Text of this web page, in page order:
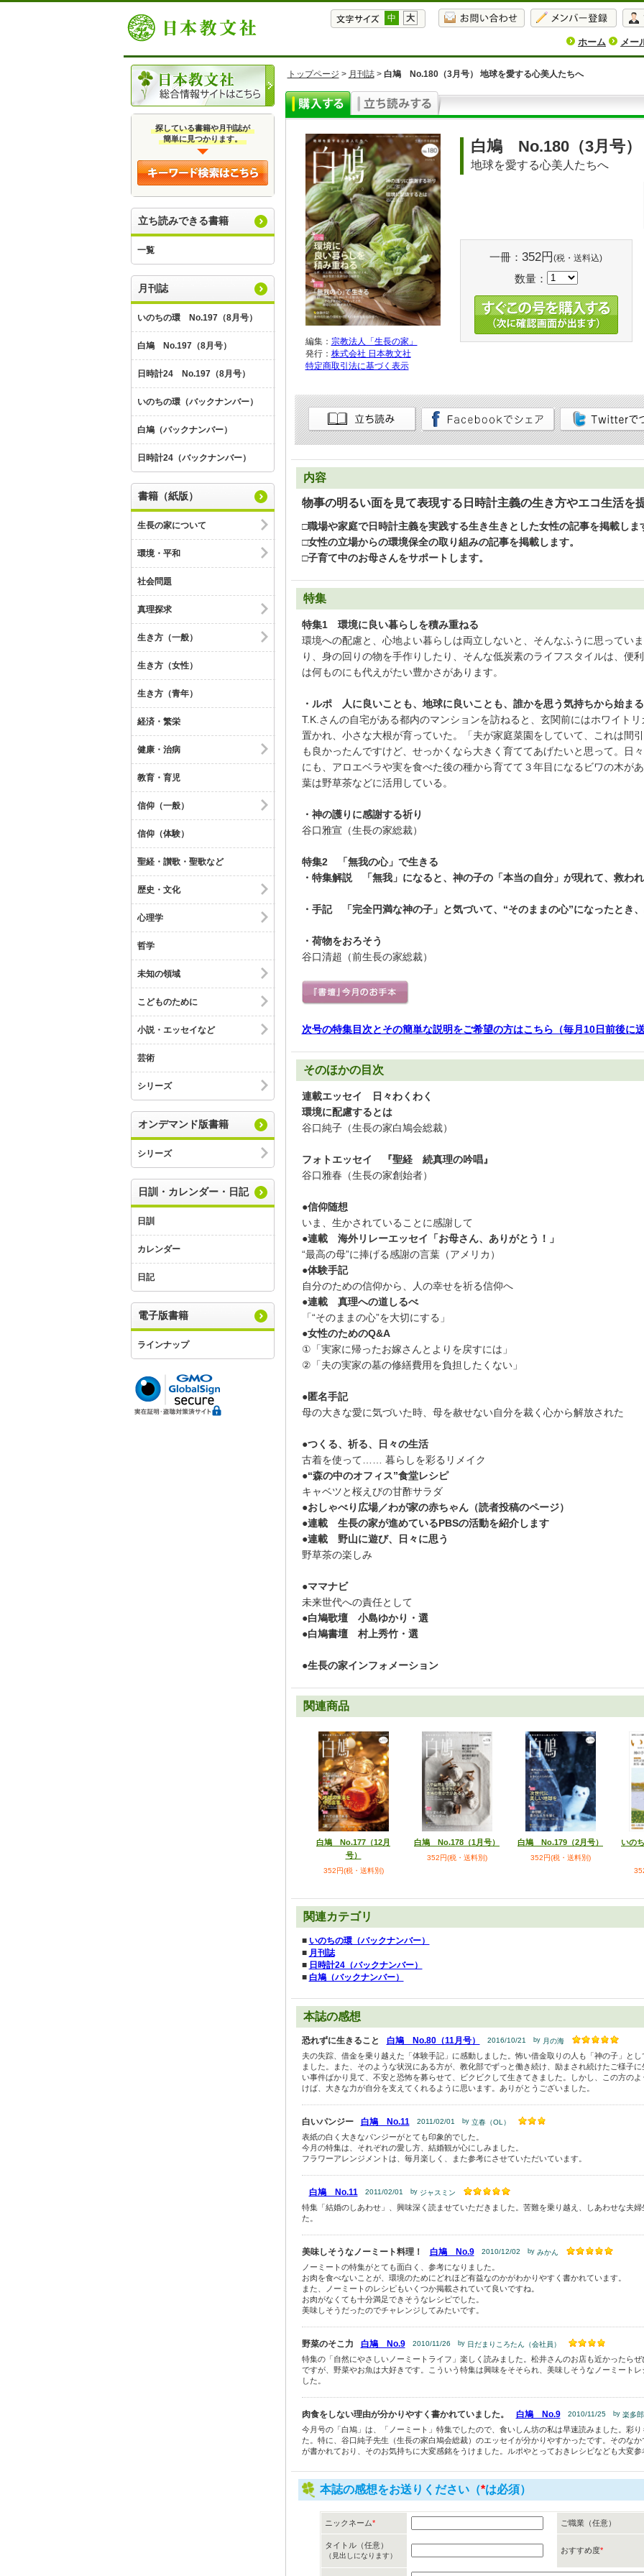
中 大
ホーム メー
探している書籍や月刊誌が
簡単に見つかります。
立ち読みできる書籍
一覧
月刊誌
いのちの環 No.197（8月号）
白鳩 No.197（8月号）
日時計24 No.197（8月号）
いのちの環（バックナンバー）
白鳩（バックナンバー）
日時計24（バックナンバー）
書籍（紙版）
生長の家について
環境・平和
社会問題
真理探求
生き方（一般）
生き方（女性）
生き方（青年）
経済・繁栄
健康・治病
教育・育児
信仰（一般）
信仰（体験）
聖経・讃歌・聖歌など
歴史・文化
心理学
哲学
未知の領域
こどものために
小説・エッセイなど
芸術
シリーズ
オンデマンド版書籍
シリーズ
日訓・カレンダー・日記
日訓
カレンダー
日記
電子版書籍
ラインナップ
トップページ > 月刊誌> 白鳩 No.180（3月号） 地球を愛する心美人たちへ
編集： 宗教法人「生長の家」
発行： 株式会社 日本教文社
特定商取引法に基づく表示
白鳩 No.180（3月号）
地球を愛する心美人たちへ
一冊： 352円 (税・送料込)
数量：
内容
物事の明るい面を見て表現する日時計主義の生き方やエコ生活を
□職場や家庭で日時計主義を実践する生き生きとした女性の記事を掲載しま
□女性の立場からの環境保全の取り組みの記事を掲載します。
□子育て中のお母さんをサポートします。
特集
特集1 環境に良い暮らしを積み重ねる
環境への配慮と、心地よい暮らしは両立しないと、そんなふうに思ってい
り、身の回りの物を手作りしたり、そんな低炭素のライフスタイルは、便
は何ものにも代えがたい豊かさがあります。
・ルポ 人に良いことも、地球に良いことも、誰かを思う気持ちから始まる
T.K.さんの自宅がある都内のマンションを訪ねると、玄関前にはホワイト
置かれ、小さな大根が育っていた。「夫が家庭菜園をしていて、これは間
も良かったんですけど、せっかくなら大きく育ててあげたいと思って。日
にも、アロエベラや実を食べた後の種から育てて３年目になるビワの木が
葉は野草茶などに活用している。
・神の護りに感謝する祈り
谷口雅宣（生長の家総裁）
特集2 「無我の心」で生きる
・特集解説 「無我」になると、神の子の「本当の自分」が現れて、救わ
・手記 「完全円満な神の子」と気づいて、“そのままの心”になったとき
・荷物をおろそう
谷口清超（前生長の家総裁）
次号の特集目次とその簡単な説明をご希望の方はこちら（毎月10日前後に送
そのほかの目次
連載エッセイ 日々わくわく
環境に配慮するとは
谷口純子（生長の家白鳩会総裁）
フォトエッセイ 『聖経 続真理の吟唱』
谷口雅春（生長の家創始者）
●信仰随想
いま、生かされていることに感謝して
●連載 海外リレーエッセイ「お母さん、ありがとう！」
“最高の母”に捧げる感謝の言葉（アメリカ）
●体験手記
自分のための信仰から、人の幸せを祈る信仰へ
●連載 真理への道しるべ
「“そのままの心”を大切にする」
●女性のためのQ&A
①「実家に帰ったお嫁さんとよりを戻すには」
②「夫の実家の墓の修繕費用を負担したくない」
●匿名手記
母の大きな愛に気づいた時、母を赦せない自分を裁く心から解放された
●つくる、祈る、日々の生活
古着を使って…… 暮らしを彩るリメイク
●“森の中のオフィス”食堂レシピ
キャベツと桜えびの甘酢サラダ
●おしゃべり広場／わが家の赤ちゃん（読者投稿のページ）
●連載 生長の家が進めているPBSの活動を紹介します
●連載 野山に遊び、日々に思う
野草茶の楽しみ
●ママナビ
未来世代への責任として
●白鳩歌壇 小島ゆかり・選
●白鳩書壇 村上秀竹・選
●生長の家インフォメーション
関連商品
白鳩 No.177（12月
号）
352円(税・送料別)
白鳩 No.178（1月号）
352円(税・送料別)
白鳩 No.179（2月号）
352円(税・送料別)
いの
関連カテゴリ
■ いのちの環（バックナンバー）
■ 月刊誌
■ 日時計24（バックナンバー）
■ 白鳩（バックナンバー）
本誌の感想
恐れずに生きること 白鳩 No.80（11月号） 2016/10/21 by 月の海
夫の失踪、借金を乗り越えた「体験手記」に感動しました。怖い借金取りの人も「神の子」と
ました。また、そのような状況にある方が、教化部でずっと働き続け、励まされ続けたご様子
い事件ばかり見て、不安と恐怖を募らせて、ビクビクして生きてきました。しかし、この方の
けば、大きな力が自分を支えてくれるように思います。ありがとうございました。
白いパンジー 白鳩 No.11 2011/02/01 by 立春（OL）
表紙の白く大きなパンジーがとても印象的でした。
今月の特集は、それぞれの愛し方、結婚観が心にしみました。
フラワーアレンジメントは、毎月楽しく、また参考にさせていただいています。
白鳩 No.11 2011/02/01 by ジャスミン
特集「結婚のしあわせ」、興味深く読ませていただきました。苦難を乗り越え、しあわせな夫
た。
美味しそうなノーミート料理！ 白鳩 No.9 2010/12/02 by みかん
ノーミートの特集がとても面白く、参考になりました。
お肉を食べないことが、環境のためにどれほど有益なのかがわかりやすく書かれています。
また、ノーミートのレシピもいくつか掲載されていて良いですね。
お肉がなくても十分満足できそうなレシピでした。
美味しそうだったのでチャレンジしてみたいです。
野菜のそこ力 白鳩 No.9 2010/11/26 by 日だまりころたん（会社員）
特集の「自然にやさしいノーミートライフ」楽しく読みました。松井さんのお店も近かったら
ですが、野菜やお魚は大好きです。こういう特集は興味をそそられ、美味しそうなノーミート
した。
肉食をしない理由が分かりやすく書かれていました。 白鳩 No.9 2010/11/25 by 楽多郎
今月号の「白鳩」は、「ノーミート」特集でしたので、食いしん坊の私は早速読みました。彩
た。特に、谷口純子先生（生長の家白鳩会総裁）のエッセイが分かりやすかったです。そのな
が書かれており、そのお気持ちに大変感銘をうけました。ルポやとっておきレシピなども大変参
本誌の感想をお送りください（*は必須）
ニックネーム* ご職業（任意）
タイトル（任意）
（見出しになります）
おすすめ度*